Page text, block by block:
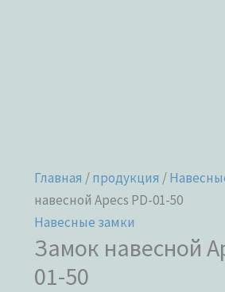
Главная /продукция /
навесной Apecs PD-01-50
Навесные замки
Замок навесной
01-50